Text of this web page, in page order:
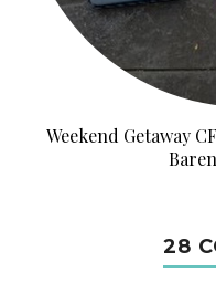
Weekend Getaway
28